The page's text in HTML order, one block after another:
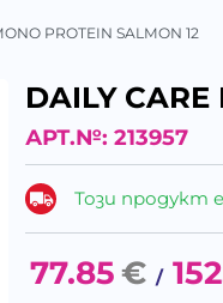
PROTEIN SALMON 12
DAILY
АРТ.№: 213957
Този продукт
77.85€ /